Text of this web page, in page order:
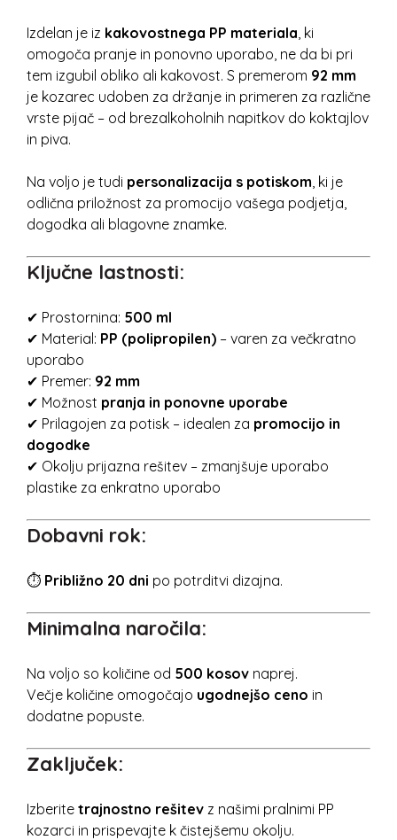
Izdelan je iz kakovostnega PP materiala, ki
omogoča pranje in ponovno uporabo, ne da bi pri
tem izgubil obliko ali kakovost. S premerom 92 mm
je kozarec udoben za držanje in primeren za različne
vrste pijač – od brezalkoholnih napitkov do koktajlov
in piva.
Na voljo je tudi personalizacija s potiskom, ki je
odlična priložnost za promocijo vašega podjetja,
dogodka ali blagovne znamke.
Ključne lastnosti:
✔ Prostornina: 500 ml
✔ Material: PP (polipropilen) – varen za večkratno
uporabo
✔ Premer: 92 mm
✔ Možnost pranja in ponovne uporabe
✔ Prilagojen za potisk – idealen za promocijo in
dogodke
✔ Okolju prijazna rešitev – zmanjšuje uporabo
plastike za enkratno uporabo
Dobavni rok:
⏱ Približno 20 dni po potrditvi dizajna.
Minimalna naročila:
Na voljo so količine od 500 kosov naprej.
Večje količine omogočajo ugodnejšo ceno in
dodatne popuste.
Zaključek:
Izberite trajnostno rešitev z našimi pralnimi PP
kozarci in prispevajte k čistejšemu okolju.